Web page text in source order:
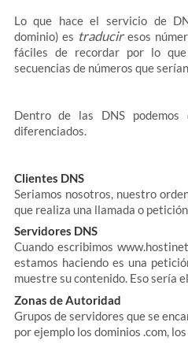
Lo que hace el servicio de
dominio) es traduciresos
fáciles de recordar por lo
secuencias de números que
Dentro de las DNS
diferenciados.
Clientes DNS
Seriamos nosotros, nuestro
que realiza una llamada o petición.
Servidores DNS
Cuando escribimos
estamos haciendo es una
muestre su contenido. Eso sería
Zonas de Autoridad
Grupos de servidores que se
por ejemplo los dominios .com, los